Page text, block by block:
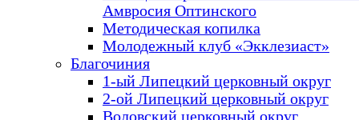
Амвросия Оптинского
Методическая копилка
Молодежный клуб «Экклезиаст»
Благочиния
1-ый Липецкий церковный округ
2-ой Липецкий церковный округ
Воловский церковный округ